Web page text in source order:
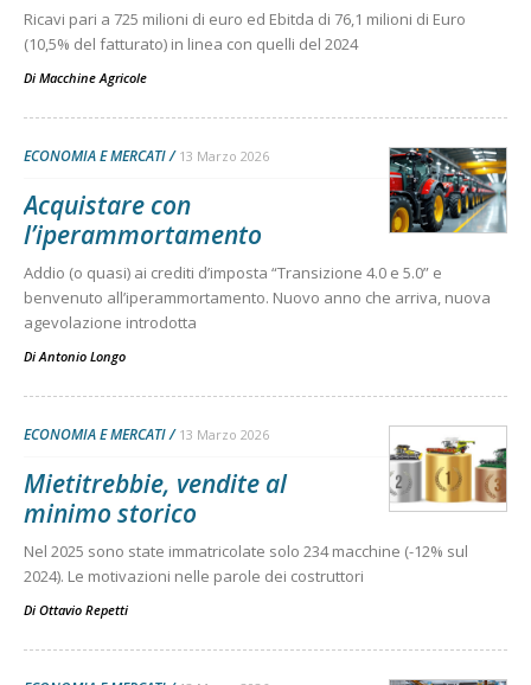
Ricavi pari a 725 milioni di euro ed Ebitda di 76,1 milioni di Euro
(10,5% del fatturato) in linea con quelli del 2024
Di Macchine Agricole
ECONOMIA E MERCATI 13 Marzo 2026
Acquistare con
l’iperammortamento
Addio (o quasi) ai crediti d’imposta “Transizione 4.0 e 5.0” e
benvenuto all’iperammortamento. Nuovo anno che arriva, nuova
agevolazione introdotta
Di Antonio Longo
ECONOMIA E MERCATI 13 Marzo 2026
Mietitrebbie, vendite al
minimo storico
Nel 2025 sono state immatricolate solo 234 macchine (-12% sul
2024). Le motivazioni nelle parole dei costruttori
Di Ottavio Repetti